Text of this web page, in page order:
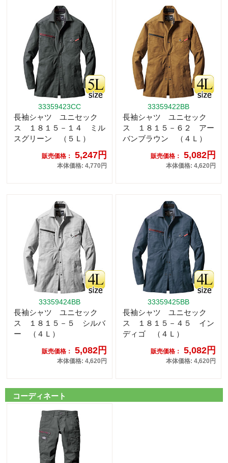
33359423CC
長袖シャツ ユニセック
ス １８１５－１４ ミル
スグリーン （５Ｌ）
販売価格： 5,247円
本体価格: 4,770円
33359422BB
長袖シャツ ユニセック
ス １８１５－６２ アー
バンブラウン （４Ｌ）
販売価格： 5,082円
本体価格: 4,620円
33359424BB
長袖シャツ ユニセック
ス １８１５－５ シルバ
ー （４Ｌ）
販売価格： 5,082円
本体価格: 4,620円
33359425BB
長袖シャツ ユニセック
ス １８１５－４５ イン
ディゴ （４Ｌ）
販売価格： 5,082円
本体価格: 4,620円
コーディネート